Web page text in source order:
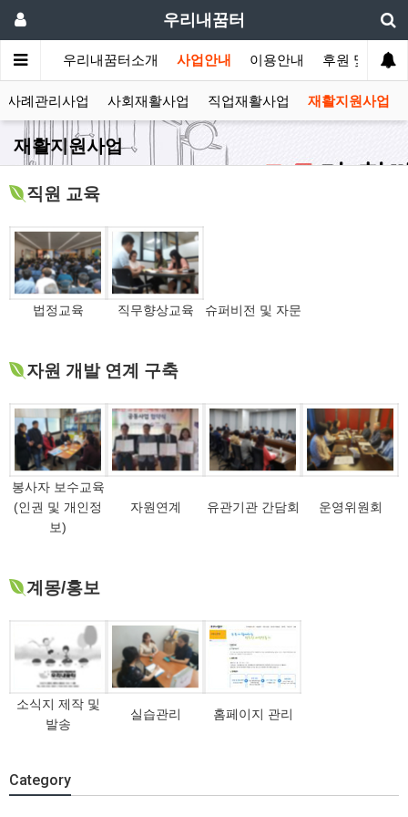
우리내꿈터
메인 우리내꿈터소개 사업안내 이용안내 후원 및 자원
사례관리사업 사회재활사업 직업재활사업 재활지원사업
재활지원사업
직원 교육
법정교육 직무향상교육 슈퍼비전 및 자문
자원 개발 연계 구축
봉사자 보수교육
(인권 및 개인정
보)
자원연계 유관기관 간담회 운영위원회
계몽/홍보
소식지 제작 및
발송
실습관리 홈페이지 관리
Category